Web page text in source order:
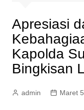
Apresiasi
Kapolda
Bingkisan
admin Maret